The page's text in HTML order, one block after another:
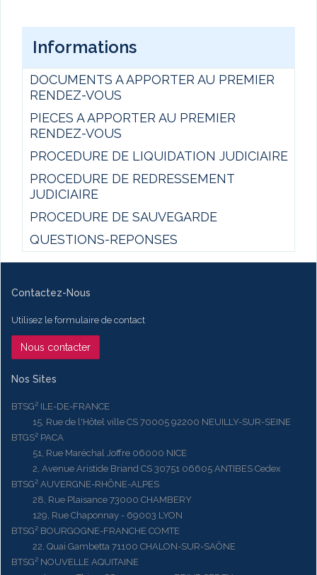
Informations
DOCUMENTS A APPORTER AU PREMIER
RENDEZ-VOUS
PIECES A APPORTER AU PREMIER
RENDEZ-VOUS
PROCEDURE DE LIQUIDATION JUDICIAIRE
PROCEDURE DE REDRESSEMENT
JUDICIAIRE
PROCEDURE DE SAUVEGARDE
QUESTIONS-REPONSES
Contactez-Nous
Utilisez le formulaire de contact
Nous contacter
Nos Sites
BTSG² ILE-DE-FRANCE
15, Rue de l'Hôtel ville CS 70005 92200 NEUILLY-SUR-SEINE
BTGS² PACA
51, Rue Maréchal Joffre 06000 NICE
2, Avenue Aristide Briand CS 30751 06605 ANTIBES Cedex
BTSG² AUVERGNE-RHÔNE-ALPES
28, Rue Plaisance 73000 CHAMBERY
129, Rue Chaponnay - 69003 LYON
BTSG² BOURGOGNE-FRANCHE COMTE
22, Quai Gambetta 71100 CHALON-SUR-SAÔNE
BTSG² NOUVELLE AQUITAINE